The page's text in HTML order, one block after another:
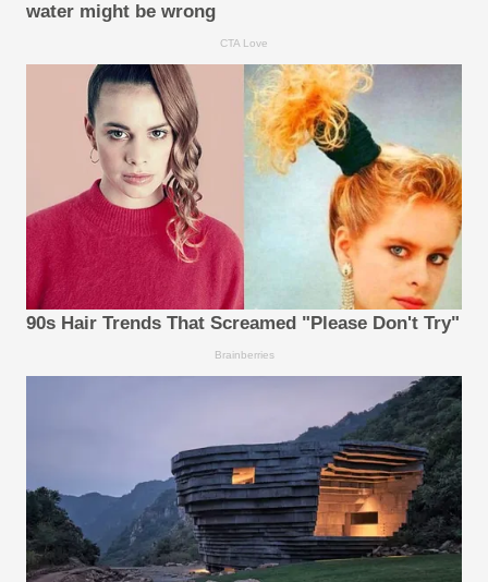
water might be wrong
CTA Love
90s Hair Trends That Screamed "Please Don't Try"
Brainberries